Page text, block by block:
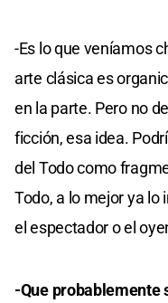
-Es lo que veníamos
arte clásica es
en la parte. Pero no
ficción, esa idea.
del Todo como
Todo, a lo mejor ya
el espectador o el
-Que probablemente